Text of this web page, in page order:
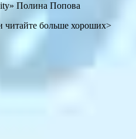
Полина Попова
читайте больше хороших>